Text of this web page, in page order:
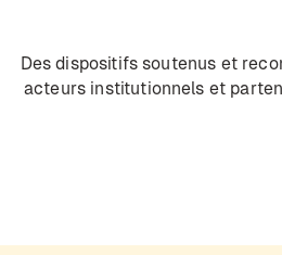
Des dispositifs soutenus et
acteurs institutionnels et